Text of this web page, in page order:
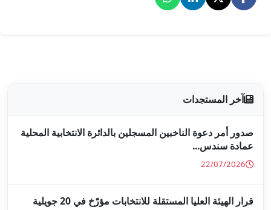
بالدائرة الانتخابية المحلية
قرار الهيئة العليا المستقلة للانتخابات مؤرّخ في 20 جويلية